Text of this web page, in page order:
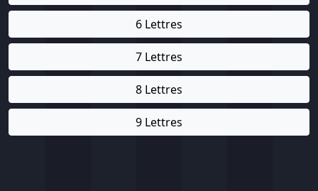
6 Lettres
7 Lettres
8 Lettres
9 Lettres